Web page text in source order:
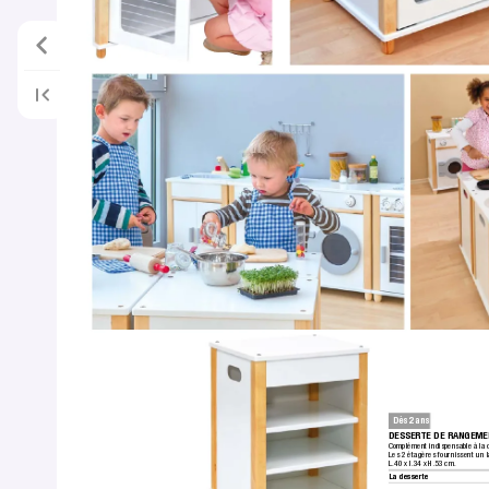
Dès 2 ans
DESSERTE DE
Complément indispensable à la
Les 2 étagères fournissent un
L.40 x l.34 x H.53 cm.
La desserte